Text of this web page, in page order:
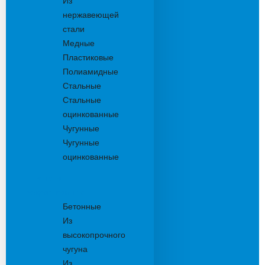
нержавеющей
стали
Медные
Пластиковые
Полиамидные
Стальные
Стальные
оцинкованные
Чугунные
Чугунные
оцинкованные
Бетонные
Из
высокопрочного
чугуна